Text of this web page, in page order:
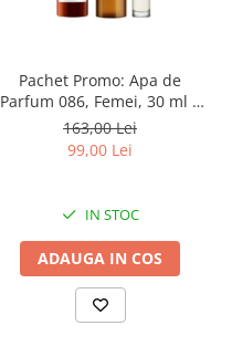
Pachet Promo: Apa de
Parfum 086, Femei, 30 ml +
Lotiune de corp Black Label
086 + Gel de dus Black
163,00 Lei
99,00 Lei
IN STOC
ADAUGA IN COS